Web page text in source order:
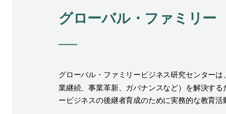
グローバル・ファミリ
グローバル・ファミリービジネス研究センター
業継続、事業革新、ガバナンスなど）を解決す
ービジネスの後継者育成のために実務的な教育活